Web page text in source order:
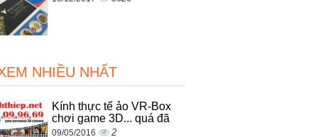
NHIỀU NHẤT
Kính thực tế ảo VR-Box
chơi game 3D... quá đã
09/05/2016 2